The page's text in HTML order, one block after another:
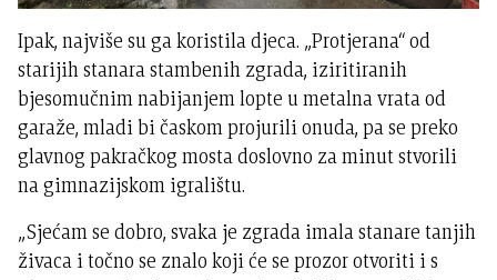
Ipak, najviše su ga koristila djeca. „Protjerana“ od
starijih stanara stambenih zgrada, iziritiranih
bjesomučnim nabijanjem lopte u metalna vrata od
garaže, mladi bi časkom projurili onuda, pa se preko
glavnog pakračkog mosta doslovno za minut stvorili
na gimnazijskom igralištu.
„Sjećam se dobro, svaka je zgrada imala stanare tanjih
živaca i točno se znalo koji će se prozor otvoriti i s